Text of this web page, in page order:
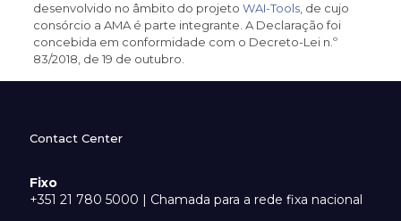
desenvolvido no âmbito do projeto WAI-Tools, de cujo
consórcio a AMA é parte integrante. A Declaração foi
concebida em conformidade com o Decreto-Lei n.º
83/2018, de 19 de outubro.
Contact Center
Fixo
+351 21 780 5000 | Chamada para a rede fixa nacional